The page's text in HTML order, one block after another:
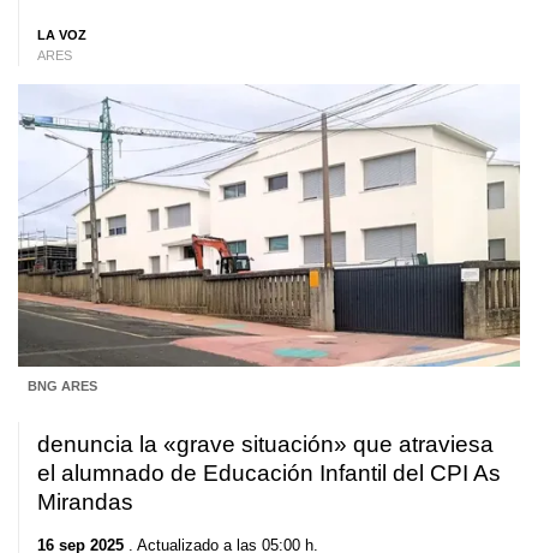
LA VOZ
ARES
BNG ARES
denuncia la «grave situación» que atraviesa
el alumnado de Educación Infantil del CPI As
Mirandas
16 sep 2025 . Actualizado a las 05:00 h.